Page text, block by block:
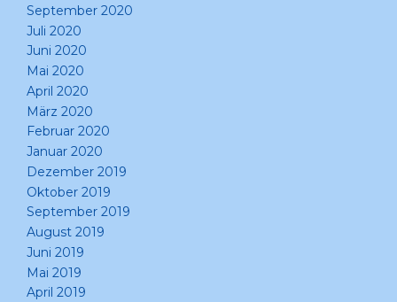
September 2020
Juli 2020
Juni 2020
Mai 2020
April 2020
März 2020
Februar 2020
Januar 2020
Dezember 2019
Oktober 2019
September 2019
August 2019
Juni 2019
Mai 2019
April 2019